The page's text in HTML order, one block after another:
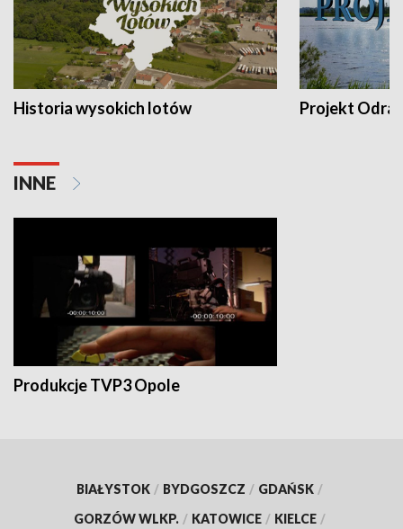
Historia wysokich lotów Projekt Odra
INNE
Produkcje TVP3 Opole
BIAŁYSTOK / BYDGOSZCZ / GDAŃSK /
GORZÓW WLKP. / KATOWICE / KIELCE /